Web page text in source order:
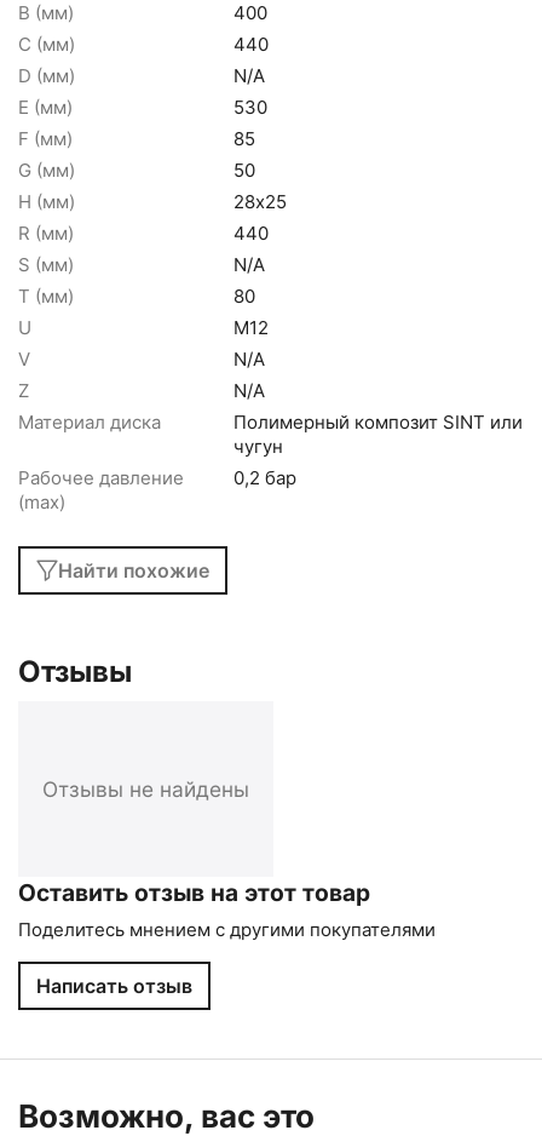
B (мм)
400
C (мм)
440
D (мм)
N/A
E (мм)
530
F (мм)
85
G (мм)
50
H (мм)
28х25
R (мм)
440
S (мм)
N/A
T (мм)
80
U
M12
V
N/A
Z
N/A
Материал диска
Полимерный композит SINT или
чугун
Рабочее давление
(max)
0,2 бар
Найти похожие
Отзывы
Отзывы не найдены
Оставить отзыв на этот товар
Поделитесь мнением с другими покупателями
Написать отзыв
Возможно, вас это